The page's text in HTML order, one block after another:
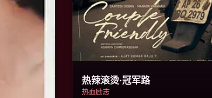
热辣滚烫·冠军路
热血励志